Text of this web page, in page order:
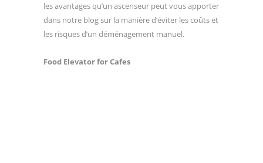
les avantages qu’un ascenseur peut vous apporter
dans notre blog sur la manière d’éviter les coûts et
les risques d’un déménagement manuel.
Food Elevator for Cafes